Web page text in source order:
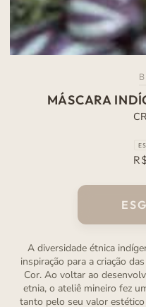
MÁSCARA
R$
A diversidade étnica
inspiração para a criação
Cor. Ao voltar ao
etnia, o ateliê mineiro fez
tanto pelo seu valor